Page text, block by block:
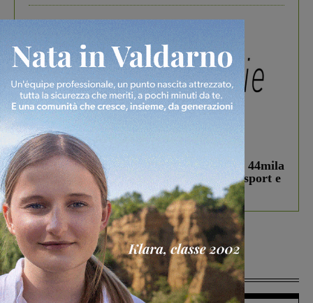
In vetrina 3 Agosto 2026
Estra Notizie agosto: Smart Cities, oltre 44mila
studenti coinvolti, torna il bando per lo sport e
debutta il podcast Estrair
Più lette